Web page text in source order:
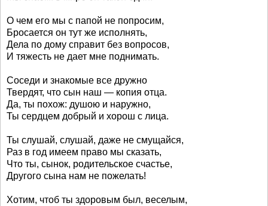
О чем его мы с папой не попросим,
Бросается он тут же исполнять,
Дела по дому справит без вопросов,
И тяжесть не дает мне поднимать.
Соседи и знакомые все дружно
Твердят, что сын наш — копия отца.
Да, ты похож: душою и наружно,
Ты сердцем добрый и хорош с лица.
Ты слушай, слушай, даже не смущайся,
Раз в год имеем право мы сказать,
Что ты, сынок, родительское счастье,
Другого сына нам не пожелать!
Хотим, чтоб ты здоровым был, веселым,